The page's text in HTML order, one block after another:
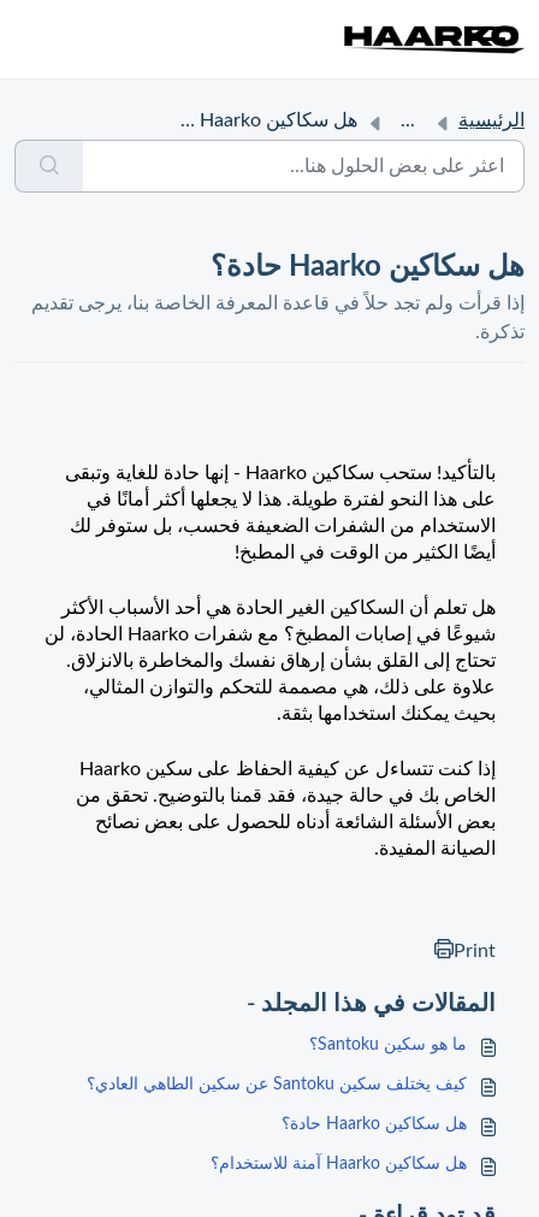
الرئيسية ... هل سكاكين Haarko حادة؟
هل سكاكين Haarko حادة؟
إذا قرأت ولم تجد حلاً في قاعدة المعرفة الخاصة بنا، يرجى تقديم
تذكرة.
بالتأكيد! ستحب سكاكين Haarko - إنها حادة للغاية وتبقى
على هذا النحو لفترة طويلة. هذا لا يجعلها أكثر أمانًا في
الاستخدام من الشفرات الضعيفة فحسب، بل ستوفر لك
أيضًا الكثير من الوقت في المطبخ!
هل تعلم أن السكاكين الغير الحادة هي أحد الأسباب الأكثر
شيوعًا في إصابات المطبخ؟ مع شفرات Haarko الحادة، لن
تحتاج إلى القلق بشأن إرهاق نفسك والمخاطرة بالانزلاق.
علاوة على ذلك، هي مصممة للتحكم والتوازن المثالي،
بحيث يمكنك استخدامها بثقة.
إذا كنت تتساءل عن كيفية الحفاظ على سكين Haarko
الخاص بك في حالة جيدة، فقد قمنا بالتوضيح. تحقق من
بعض الأسئلة الشائعة أدناه للحصول على بعض نصائح
الصيانة المفيدة.
Print
المقالات في هذا المجلد -
ما هو سكين Santoku؟
كيف يختلف سكين Santoku عن سكين الطاهي العادي؟
هل سكاكين Haarko حادة؟
هل سكاكين Haarko آمنة للاستخدام؟